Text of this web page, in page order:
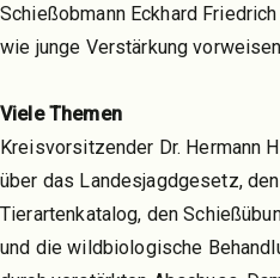
Schießobmann Eckhard
wie junge Verstärkung
Viele Themen
Kreisvorsitzender Dr. Hermann
über das Landesjagdgesetz,
Tierartenkatalog, den
und die wildbiologische